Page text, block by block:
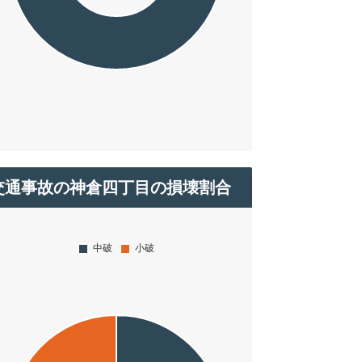
通事故の神倉四丁目の損壊割合